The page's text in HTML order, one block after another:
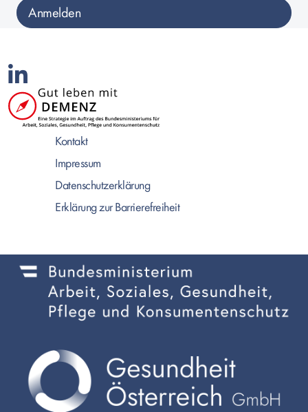
Anmelden
Kontakt
Impressum
Datenschutzerklärung
Erklärung zur Barrierefreiheit